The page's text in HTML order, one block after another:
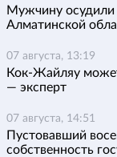
Мужчину осудили
Алматинской
07 августа, 13:19
Кок-Жайляу
— эксперт
07 августа, 14:51
Пустовавший
собственность